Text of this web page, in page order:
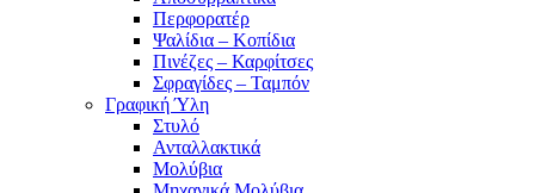
Περφορατέρ
Ψαλίδια – Κοπίδια
Πινέζες – Καρφίτσες
Σφραγίδες – Ταμπόν
Γραφική Ύλη
Στυλό
Ανταλλακτικά
Μολύβια